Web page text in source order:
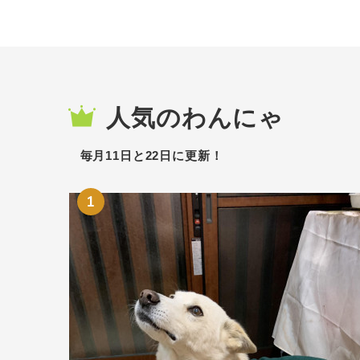
人気のわんにゃ
毎月11日と22日に更新！
1